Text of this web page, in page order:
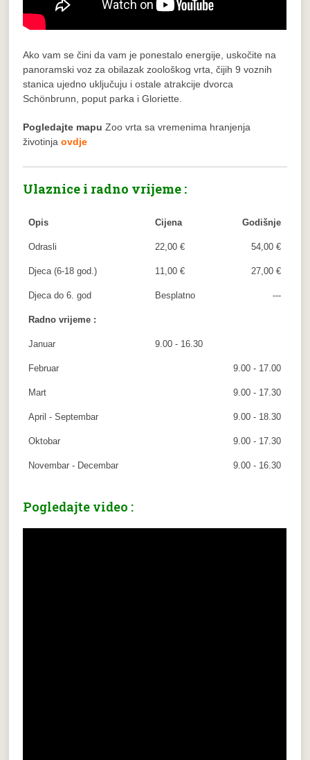
Ako vam se čini da vam je ponestalo energije, uskočite na
panoramski voz za obilazak zoološkog vrta, čijih 9 voznih
stanica ujedno uključuju i ostale atrakcije dvorca
Schönbrunn, poput parka i Gloriette.
Pogledajte mapu Zoo vrta sa vremenima hranjenja
životinjaovdje
Ulaznice i radno vrijeme :
Opis Cijena Godišnje
Odrasli 22,00 € 54,00 €
Djeca (6-18 god.) 11,00 € 27,00 €
Djeca do 6. god Besplatno ---
Radno vrijeme :
Januar 9.00 - 16.30
Februar 9.00 - 17.00
Mart 9.00 - 17.30
April - Septembar 9.00 - 18.30
Oktobar 9.00 - 17.30
Novembar - Decembar 9.00 - 16.30
Pogledajte video :